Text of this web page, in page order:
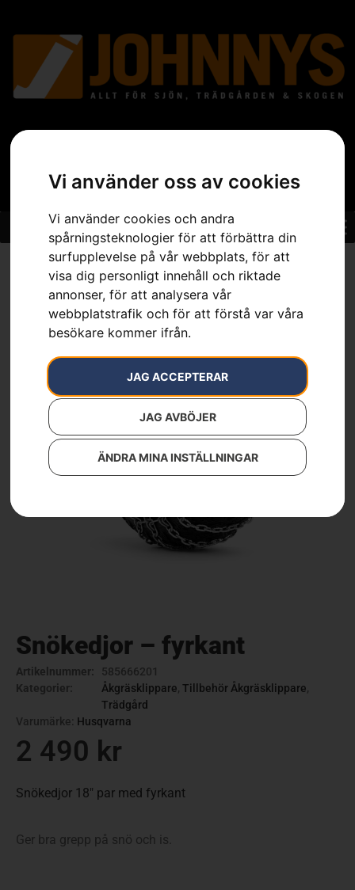
Vi använder oss av cookies
Vi använder cookies och andra
spårningsteknologier för att förbättra din
surfupplevelse på vår webbplats, för att
visa dig personligt innehåll och riktade
annonser, för att analysera vår
webbplatstrafik och för att förstå var våra
besökare kommer ifrån.
JAG ACCEPTERAR
JAG AVBÖJER
ÄNDRA MINA INSTÄLLNINGAR
»Sortiment»Trädgård» Åkgräsklippare»Tillbehör
Åkgräsklippare»Snökedjor – fyrkant
Snökedjor – fyrkant
Artikelnummer:
585666201
Kategorier:
Åkgräsklippare, Tillbehör Åkgräsklippare,
Trädgård
Varumärke: Husqvarna
2 490 kr
Snökedjor 18″ par med fyrkant
Ger bra grepp på snö och is.